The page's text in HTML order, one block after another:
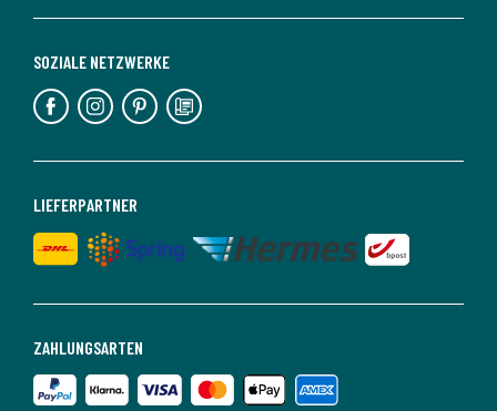
ZAHLUNGSARTEN
LIEFERPARTNER
SOZIALE NETZWERKE